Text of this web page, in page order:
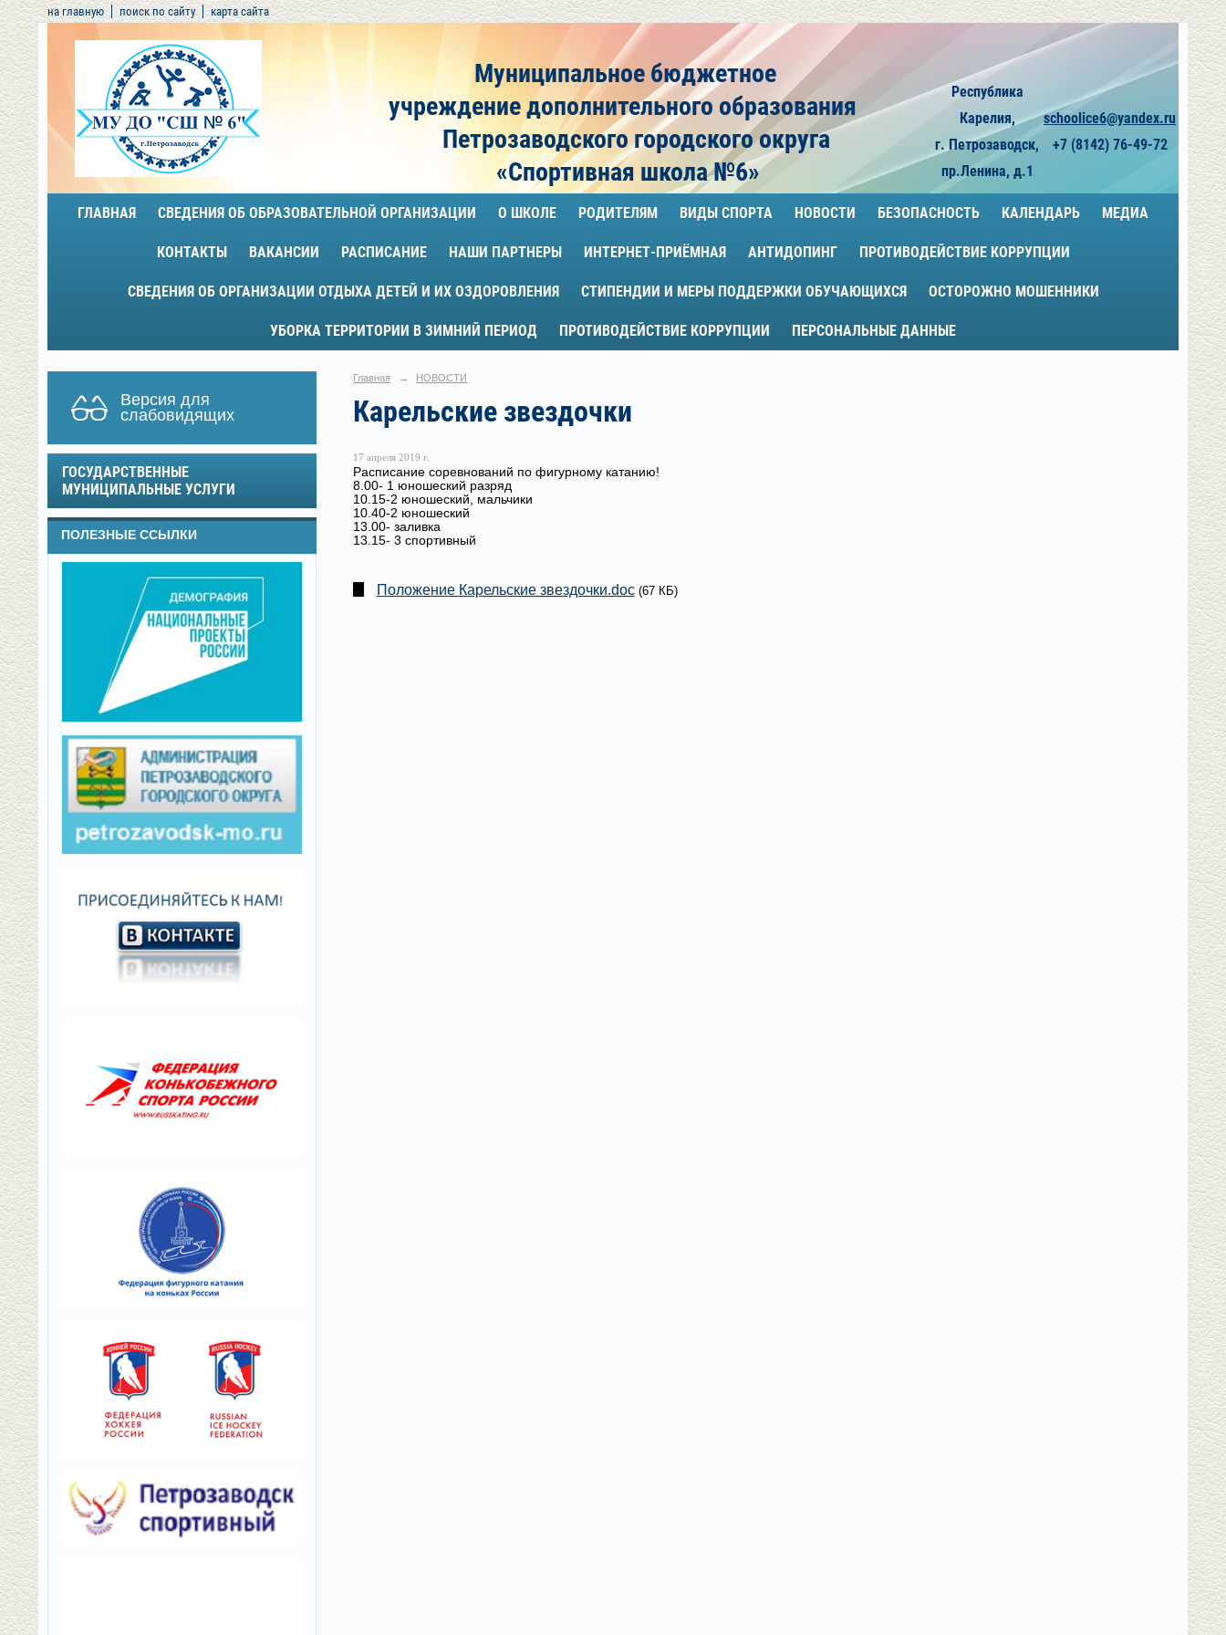
на главную поиск по сайту карта сайта
Муниципальное бюджетное
учреждениедополнительного образования
Петрозаводского городского округа
«Спортивная школа №6»
Республика
Карелия,
г. Петрозаводск,
пр.Ленина, д.1
schoolice6@yandex.ru
+7 (8142) 76-49-72
ГЛАВНАЯ СВЕДЕНИЯ ОБ ОБРАЗОВАТЕЛЬНОЙ ОРГАНИЗАЦИИ О ШКОЛЕ РОДИТЕЛЯМ ВИДЫ СПОРТА НОВОСТИ БЕЗОПАСНОСТЬ КАЛЕНДАРЬ МЕДИА
КОНТАКТЫ ВАКАНСИИ РАСПИСАНИЕ НАШИ ПАРТНЕРЫ ИНТЕРНЕТ-ПРИЁМНАЯ АНТИДОПИНГ ПРОТИВОДЕЙСТВИЕ КОРРУПЦИИ
СВЕДЕНИЯ ОБ ОРГАНИЗАЦИИ ОТДЫХА ДЕТЕЙ И ИХ ОЗДОРОВЛЕНИЯ СТИПЕНДИИ И МЕРЫ ПОДДЕРЖКИ ОБУЧАЮЩИХСЯ ОСТОРОЖНО МОШЕННИКИ
УБОРКА ТЕРРИТОРИИ В ЗИМНИЙ ПЕРИОД ПРОТИВОДЕЙСТВИЕ КОРРУПЦИИ ПЕРСОНАЛЬНЫЕ ДАННЫЕ
Версия для
слабовидящих
ГОСУДАРСТВЕННЫЕ
МУНИЦИПАЛЬНЫЕ УСЛУГИ
ПОЛЕЗНЫЕ ССЫЛКИ
Главная → НОВОСТИ
Карельские звездочки
17 апреля 2019 г.
Расписание соревнований по фигурному катанию!
8.00- 1 юношеский разряд
10.15-2 юношеский, мальчики
10.40-2 юношеский
13.00- заливка
13.15- 3 спортивный
Положение Карельские звездочки.doc (67 КБ)